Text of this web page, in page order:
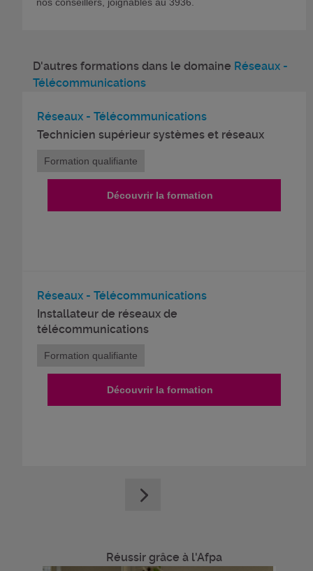
D'autres formations dans le domaine Réseaux -
Télécommunications
Réseaux - Télécommunications
Technicien supérieur systèmes et réseaux
Formation qualifiante
Découvrir la formation
Réseaux - Télécommunications
Installateur de réseaux de
télécommunications
Formation qualifiante
Découvrir la formation
Réussir grâce à l'Afpa